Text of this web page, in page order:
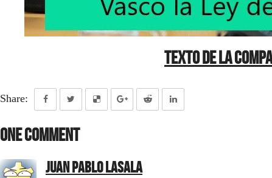
Texto de la
Share:
One Comment
juan pablo lasala